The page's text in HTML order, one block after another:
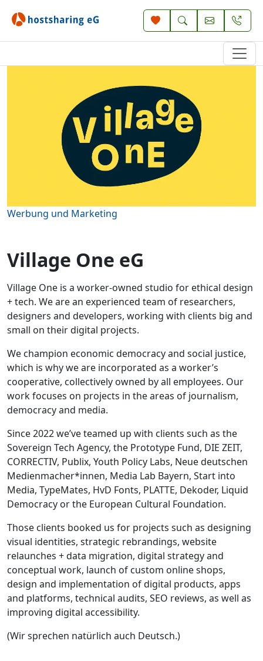
Werbung und Marketing
Village One eG
Village One is a worker-owned studio for ethical design
+ tech. We are an experienced team of researchers,
designers and developers, working with clients big and
small on their digital projects.
We champion economic democracy and social justice,
which is why we are incorporated as a worker’s
cooperative, collectively owned by all employees. Our
work focuses on projects in the areas of journalism,
democracy and media.
Since 2022 we’ve teamed up with clients such as the
Sovereign Tech Agency, the Prototype Fund, DIE ZEIT,
CORRECTIV, Publix, Youth Policy Labs, Neue deutschen
Medienmacher*innen, Media Lab Bayern, Start into
Media, TypeMates, HvD Fonts, PLATTE, Dekoder, Liquid
Democracy or the European Cultural Foundation.
Those clients booked us for projects such as designing
visual identities, strategic rebrandings, website
relaunches + data migration, digital strategy and
conceptual work, launch of custom online shops,
design and implementation of digital products, apps
and platforms, technical audits, SEO reviews, as well as
improving digital accessibility.
(Wir sprechen natürlich auch Deutsch.)